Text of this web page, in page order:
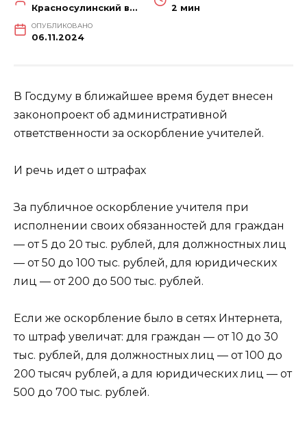
Красносулинский вестник 2 мин
ОПУБЛИКОВАНО
06.11.2024
В Госдуму в ближайшее время будет внесен
законопроект об административной
ответственности за оскорбление учителей.
И речь идет о штрафах
За публичное оскорбление учителя при
исполнении своих обязанностей для граждан
— от 5 до 20 тыс. рублей, для должностных лиц
— от 50 до 100 тыс. рублей, для юридических
лиц — от 200 до 500 тыс. рублей.
Если же оскорбление было в сетях Интернета,
то штраф увеличат: для граждан — от 10 до 30
тыс. рублей, для должностных лиц — от 100 до
200 тысяч рублей, а для юридических лиц — от
500 до 700 тыс. рублей.